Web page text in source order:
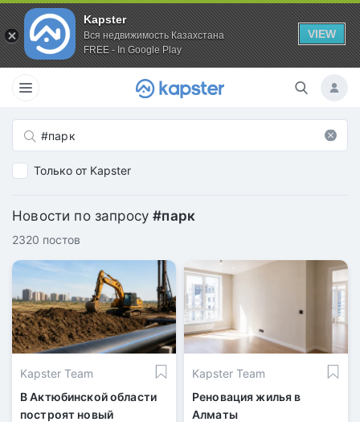
Kapster
Вся недвижимость Казахстана
FREE - In Google Play
VIEW
Только от Kapster
Новости по запросу#парк
2320 постов
Kapster Team
В Актюбинской области
построят новый
Kapster Team
Реновация жилья в
Алматы